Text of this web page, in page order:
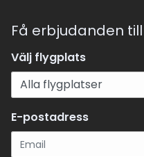
Få erbjudanden
Välj flygplats
E-postadress